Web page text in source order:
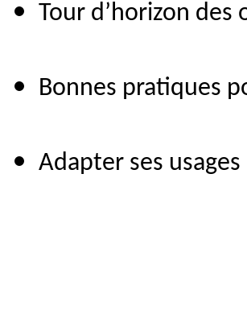
Tour d’horizon
Bonnes pratiques
Adapter ses